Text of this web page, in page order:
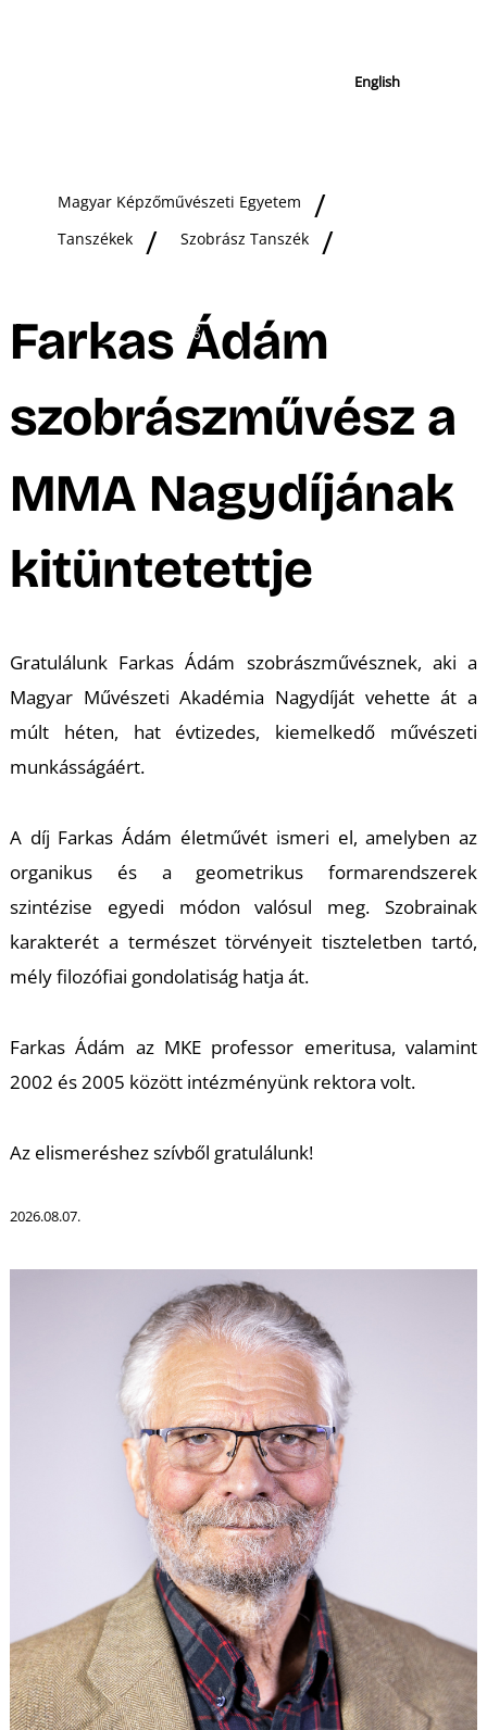
English
Magyar Képzőművészeti Egyetem
Tanszékek
Szobrász Tanszék
Farkas Ádám
szobrászművész a
MMA Nagydíjának
kitüntetettje
Gratulálunk Farkas Ádám szobrászművésznek, aki a
Magyar Művészeti Akadémia Nagydíját vehette át a
múlt héten, hat évtizedes, kiemelkedő művészeti
munkásságáért.
A díj Farkas Ádám életművét ismeri el, amelyben az
organikus és a geometrikus formarendszerek
szintézise egyedi módon valósul meg. Szobrainak
karakterét a természet törvényeit tiszteletben tartó,
mély filozófiai gondolatiság hatja át.
Farkas Ádám az MKE professor emeritusa, valamint
2002 és 2005 között intézményünk rektora volt.
Az elismeréshez szívből gratulálunk!
2026.08.07.